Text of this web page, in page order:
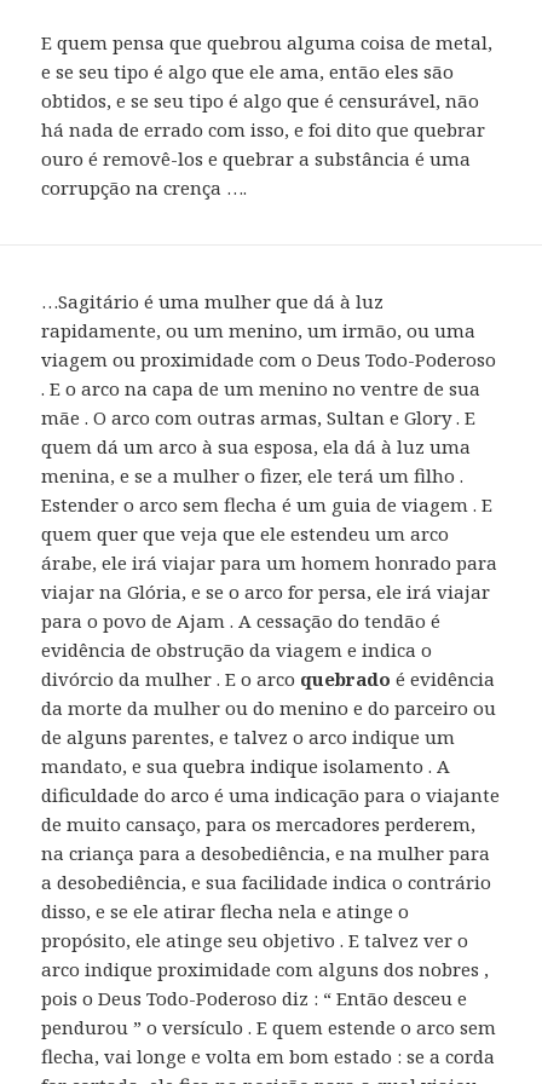
E quem pensa que quebrou alguma coisa de metal,
e se seu tipo é algo que ele ama, então eles são
obtidos, e se seu tipo é algo que é censurável, não
há nada de errado com isso, e foi dito que quebrar
ouro é removê-los e quebrar a substância é uma
corrupção na crença ….
…Sagitário é uma mulher que dá à luz
rapidamente, ou um menino, um irmão, ou uma
viagem ou proximidade com o Deus Todo-Poderoso
. E o arco na capa de um menino no ventre de sua
mãe . O arco com outras armas, Sultan e Glory . E
quem dá um arco à sua esposa, ela dá à luz uma
menina, e se a mulher o fizer, ele terá um filho .
Estender o arco sem flecha é um guia de viagem . E
quem quer que veja que ele estendeu um arco
árabe, ele irá viajar para um homem honrado para
viajar na Glória, e se o arco for persa, ele irá viajar
para o povo de Ajam . A cessação do tendão é
evidência de obstrução da viagem e indica o
divórcio da mulher . E o arco quebrado é evidência
da morte da mulher ou do menino e do parceiro ou
de alguns parentes, e talvez o arco indique um
mandato, e sua quebra indique isolamento . A
dificuldade do arco é uma indicação para o viajante
de muito cansaço, para os mercadores perderem,
na criança para a desobediência, e na mulher para
a desobediência, e sua facilidade indica o contrário
disso, e se ele atirar flecha nela e atinge o
propósito, ele atinge seu objetivo . E talvez ver o
arco indique proximidade com alguns dos nobres ,
pois o Deus Todo-Poderoso diz : “ Então desceu e
pendurou ” o versículo . E quem estende o arco sem
flecha, vai longe e volta em bom estado : se a corda